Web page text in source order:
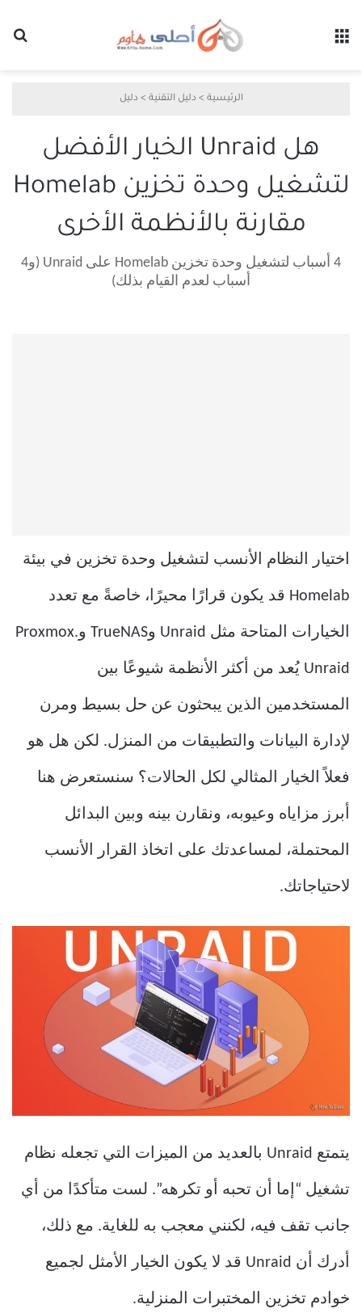
الرئيسية > دليل التقنية > دليل
هل Unraid الخيار الأفضل
لتشغيل وحدة تخزين Homelab
مقارنة بالأنظمة الأخرى
4 أسباب لتشغيل وحدة تخزين Homelab على Unraid (و4
أسباب لعدم القيام بذلك)
اختيار النظام الأنسب لتشغيل وحدة تخزين في بيئة
Homelab قد يكون قرارًا محيرًا، خاصةً مع تعدد
الخيارات المتاحة مثل Unraid وTrueNAS وProxmox.
Unraid يُعد من أكثر الأنظمة شيوعًا بين
المستخدمين الذين يبحثون عن حل بسيط ومرن
لإدارة البيانات والتطبيقات من المنزل. لكن هل هو
فعلاً الخيار المثالي لكل الحالات؟ سنستعرض هنا
أبرز مزاياه وعيوبه، ونقارن بينه وبين البدائل
المحتملة، لمساعدتك على اتخاذ القرار الأنسب
لاحتياجاتك.
يتمتع Unraid بالعديد من الميزات التي تجعله نظام
تشغيل “إما أن تحبه أو تكرهه”. لست متأكدًا من أي
جانب تقف فيه، لكنني معجب به للغاية. مع ذلك،
أدرك أن Unraid قد لا يكون الخيار الأمثل لجميع
خوادم تخزين المختبرات المنزلية.